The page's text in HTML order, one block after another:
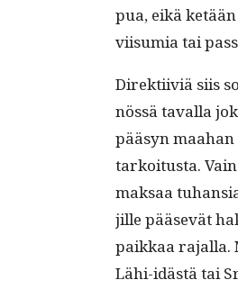
pua, eikä
viisum­ia tai
Direk­ti­iviä siis
nössä taval­la
pääsyn
tarkoi­tus­ta.
mak­saa
jille pää­sevät
paikkaa rajal­la.
Lähi-idästä tai